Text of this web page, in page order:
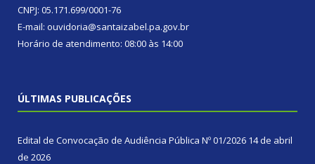
CNPJ: 05.171.699/0001-76
E-mail: ouvidoria@santaizabel.pa.gov.br
Horário de atendimento: 08:00 às 14:00
ÚLTIMAS PUBLICAÇÕES
Edital de Convocação de Audiência Pública Nº 01/2026 14 de abril
de 2026